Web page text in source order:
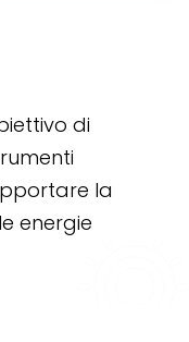
di
la
energie